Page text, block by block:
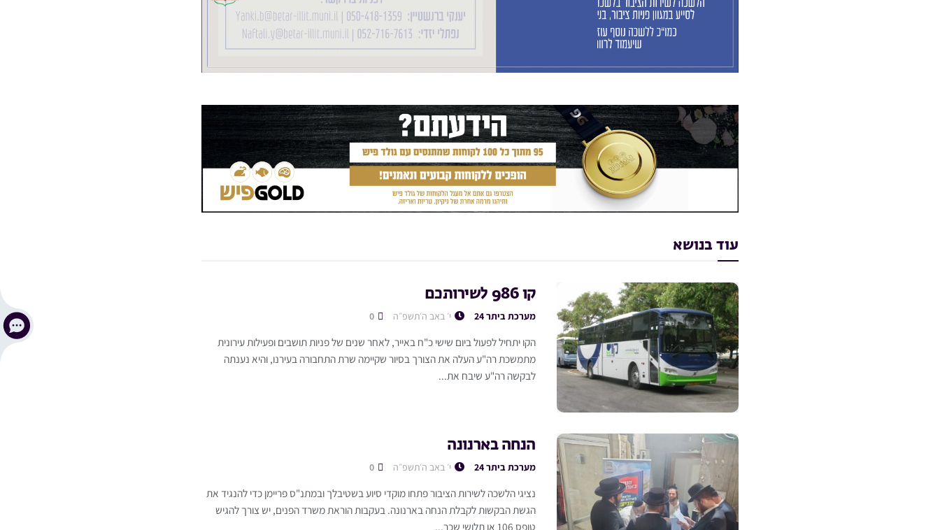
עוד בנושא
קו 986 לשירותכם
מערכת ביתר 24 י׳ באב ה׳תשפ״ה
הקו יתחיל לפעול ביום שישי כ"ח באייר, לאחר שנים של פניות תושבים ופעילות עירונית
מתמשכת רה"ע העלה את הצורך בסיור שקיימה שרת התחבורה בעירנו, והיא נענתה
לבקשה רה"ע שיבח את...
הנחה בארנונה
מערכת ביתר 24 י׳ באב ה׳תשפ״ה
נציגי הלשכה לשירות הציבור פתחו מוקדי סיוע בשטיבלך ובמתנ"ס פריימן כדי להנגיד את
הגשת הבקשות לקבלת הנחה בארנונה. בעקבות הוראת משרד הפנים, יש צורך להגיש
טופס 106 או תלושי שכר...